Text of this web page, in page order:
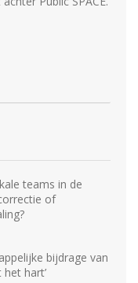
teams in de
of
bijdrage van
het hart’